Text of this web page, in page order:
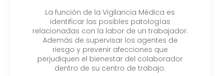
La función de la Vigilancia Médica es
identificar las posibles patologías
relacionadas con la labor de un trabajador.
Además de supervisar los agentes de
riesgo y prevenir afecciones que
perjudiquen el bienestar del colaborador
dentro de su centro de trabajo.